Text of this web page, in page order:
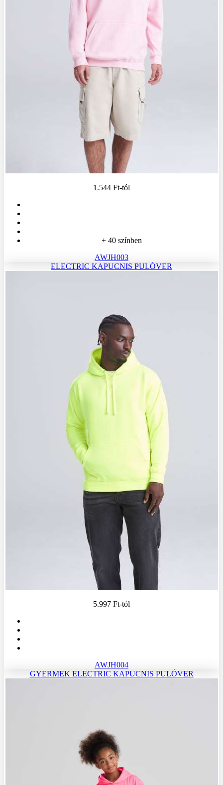
1.544 Ft-tól
+ 40 színben
AWJH003
ELECTRIC KAPUCNIS PULÓVER
5.997 Ft-tól
AWJH004
GYERMEK ELECTRIC KAPUCNIS PULÓVER